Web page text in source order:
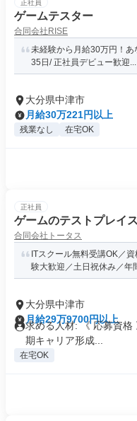
正社員
ゲームテスター
合同会社RISE
未経験から月給30万円！
35日/ 正社員デビュー歓迎...
大分県中津市
月給30万221円以上
残業なし 在宅OK
正社員
ゲームのテストプレイ
合同会社トータス
ITスクール無料受講OK／
験大歓迎／土日祝休み／年
大分県中津市
月給29万9700円以上
求める人材: 《 応募資
期キャリア形成...
在宅OK